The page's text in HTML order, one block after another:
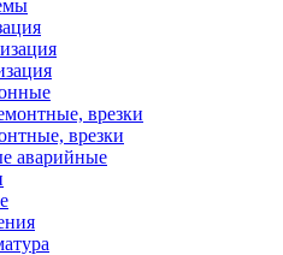
врезки
аварийные